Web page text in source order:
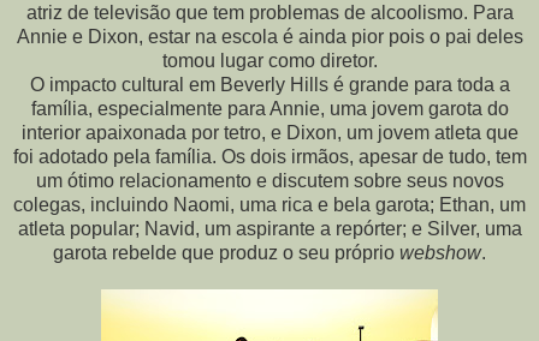
atriz de televisão que tem problemas de alcoolismo. Para
Annie e Dixon, estar na escola é ainda pior pois o pai deles
tomou lugar como diretor.
O impacto cultural em Beverly Hills é grande para toda a
família, especialmente para Annie, uma jovem garota do
interior apaixonada por tetro, e Dixon, um jovem atleta que
foi adotado pela família. Os dois irmãos, apesar de tudo, tem
um ótimo relacionamento e discutem sobre seus novos
colegas, incluindo Naomi, uma rica e bela garota; Ethan, um
atleta popular; Navid, um aspirante a repórter; e Silver, uma
garota rebelde que produz o seu próprio webshow.